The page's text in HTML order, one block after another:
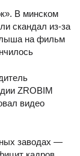
В минском
скандал из-за
на фильм
ZROBIM
видео
заводах —